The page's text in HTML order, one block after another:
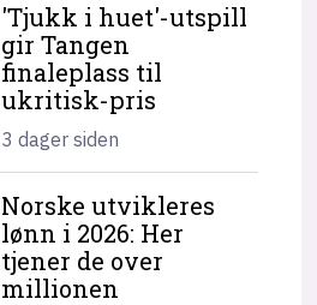
'Tjukk i huet'-utspill
gir Tangen
finaleplass til
ukritisk-pris
3 dager siden
Norske utvikleres
lønn i 2026: Her
tjener de over
millionen